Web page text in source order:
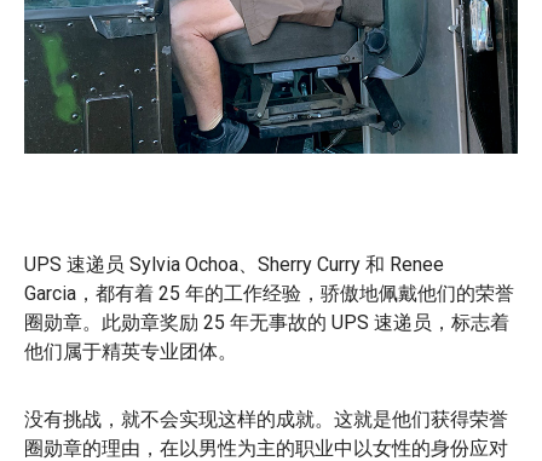
UPS 速递员 Sylvia Ochoa、Sherry Curry 和 Renee
Garcia，都有着 25 年的工作经验，骄傲地佩戴他们的荣誉
圈勋章。此勋章奖励 25 年无事故的 UPS 速递员，标志着
他们属于精英专业团体。
没有挑战，就不会实现这样的成就。这就是他们获得荣誉
圈勋章的理由，在以男性为主的职业中以女性的身份应对